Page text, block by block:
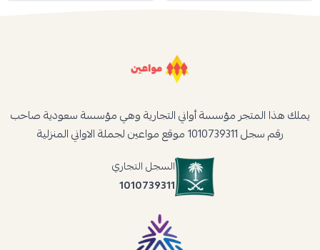
يملك هذا المتجر مؤسسة أواني التجارية وهي مؤسسة سعودية صاحب
رقم سجل 1010739311 موقع مواعين لجملة الاواني المنزلية
السجل التجاري
1010739311